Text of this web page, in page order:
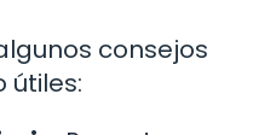
consejos
útiles: